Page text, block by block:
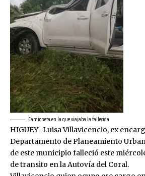
Camioneta en la que viajaba la fallecida
HIGUEY- Luisa Villavicencio, ex
Departamento de Planeamiento
de este municipio falleció este
de transito en la Autovía del Coral.